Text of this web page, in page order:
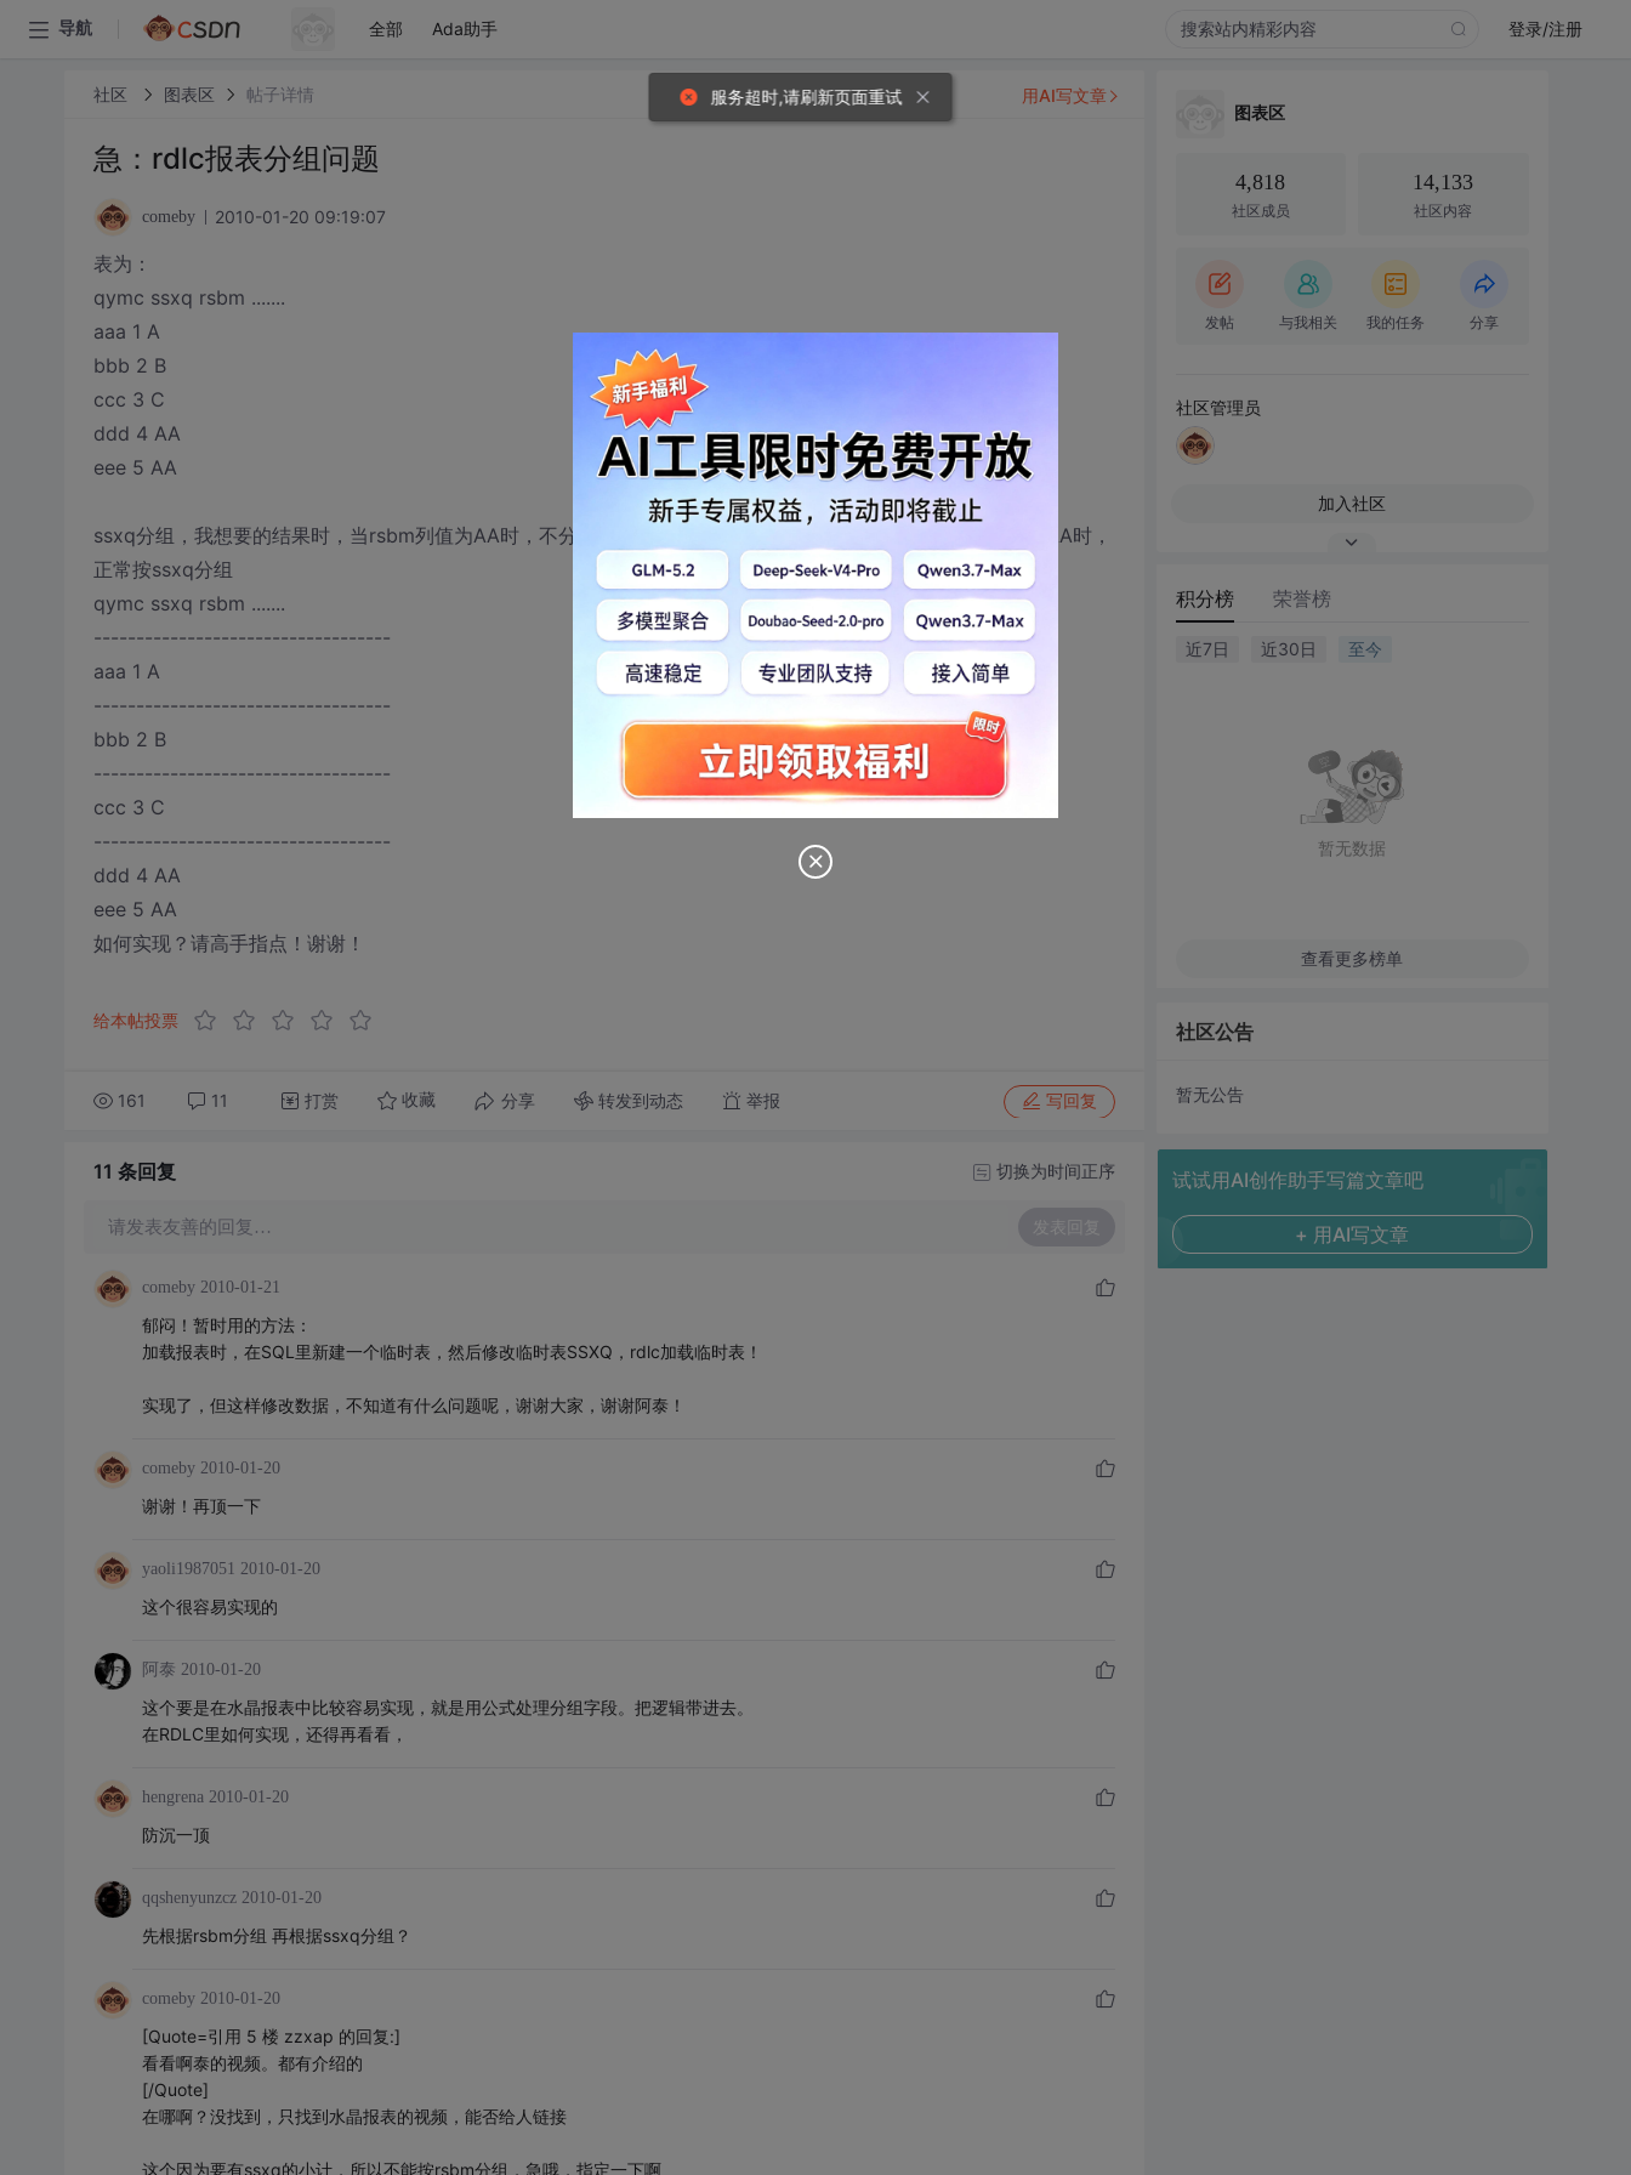
导航 全部 Ada助手 登录/注册
社区 图表区 帖子详情
急：rdlc报表分组问题
comeby 2010-01-20 09:19:07
表为：
qymc ssxq rsbm .......
aaa 1 A
bbb 2 B
ccc 3 C
ddd 4 AA
eee 5 AA
ssxq分组，我想要的结果时，当rsbm列值为AA时，不分组，把rsbm为AA的值都算在一个组里面；rsbm不等于AA时，
正常按ssxq分组
qymc ssxq rsbm .......
-----------------------------------
aaa 1 A
-----------------------------------
bbb 2 B
-----------------------------------
ccc 3 C
-----------------------------------
ddd 4 AA
eee 5 AA
如何实现？请高手指点！谢谢！
给本帖投票
161 11 打赏 收藏 分享 转发到动态 举报 写回复
用AI写文章
11 条回复 切换为时间正序
请发表友善的回复… 发表回复
comeby 2010-01-21
郁闷！暂时用的方法：
加载报表时，在SQL里新建一个临时表，然后修改临时表SSXQ，rdlc加载临时表！
实现了，但这样修改数据，不知道有什么问题呢，谢谢大家，谢谢阿泰！
comeby 2010-01-20
谢谢！再顶一下
yaoli1987051 2010-01-20
这个很容易实现的
阿泰 2010-01-20
这个要是在水晶报表中比较容易实现，就是用公式处理分组字段。把逻辑带进去。
在RDLC里如何实现，还得再看看，
hengrena 2010-01-20
防沉一顶
qqshenyunzcz 2010-01-20
先根据rsbm分组 再根据ssxq分组？
comeby 2010-01-20
[Quote=引用 5 楼 zzxap 的回复:]
看看啊泰的视频。都有介绍的
[/Quote]
在哪啊？没找到，只找到水晶报表的视频，能否给人链接
这个因为要有ssxq的小计，所以不能按rsbm分组，急哦，指定一下啊
图表区
4,818
社区成员
14,133
社区内容
发帖 与我相关 我的任务 分享
社区管理员
加入社区
积分榜 荣誉榜
近7日 近30日 至今
暂无数据
查看更多榜单
社区公告
暂无公告
试试用AI创作助手写篇文章吧
+ 用AI写文章
服务超时,请刷新页面重试